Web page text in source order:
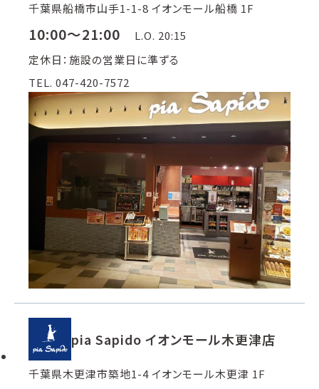
千葉県船橋市山手1-1-8 イオンモール船橋 1F
10:00～21:00
L.O. 20:15
定休日：施設の営業日に準ずる
TEL. 047-420-7572
pia Sapido イオンモール木更津店
千葉県木更津市築地1-4 イオンモール木更津 1F